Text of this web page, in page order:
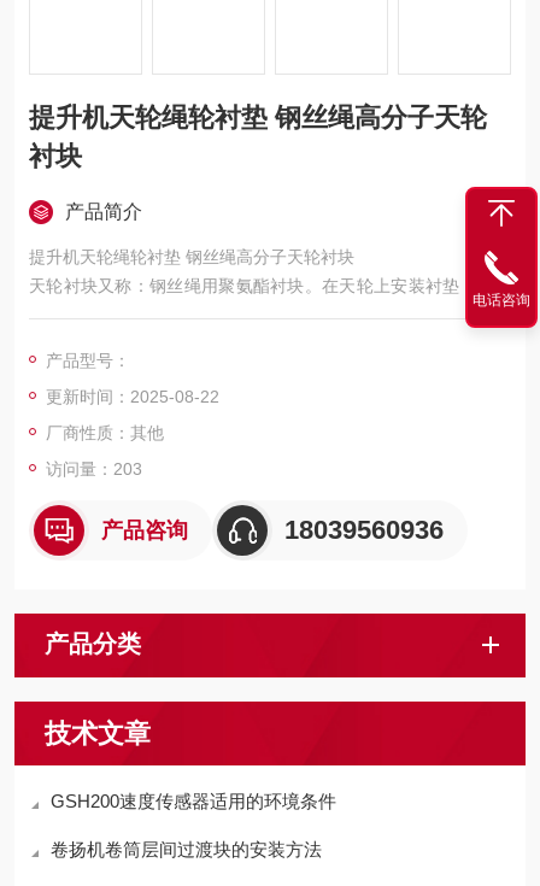
提升机天轮绳轮衬垫 钢丝绳高分子天轮
衬块
产品简介
提升机天轮绳轮衬垫 钢丝绳高分子天轮衬块
天轮衬块又称：钢丝绳用聚氨酯衬块。在天轮上安装衬垫，可避
免天轮的磨损，并减少钢丝绳的磨损、延长了钢丝绳的使用周
产品型号：
更新时间：2025-08-22
厂商性质：其他
访问量：203
产品咨询 18039560936
产品分类
技术文章
GSH200速度传感器适用的环境条件
卷扬机卷筒层间过渡块的安装方法
电话咨询